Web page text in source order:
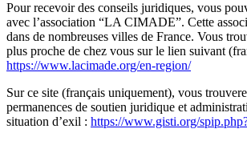
Pour recevoir des conseils juridiques, vous
avec l’association “LA CIMADE”. Cette
dans de nombreuses villes de France. Vous
plus proche de chez vous sur le lien suivant
https://www.lacimade.org/en-region/
Sur ce site (français uniquement), vous
permanences de soutien juridique et
situation d’exil : https://www.gisti.org/